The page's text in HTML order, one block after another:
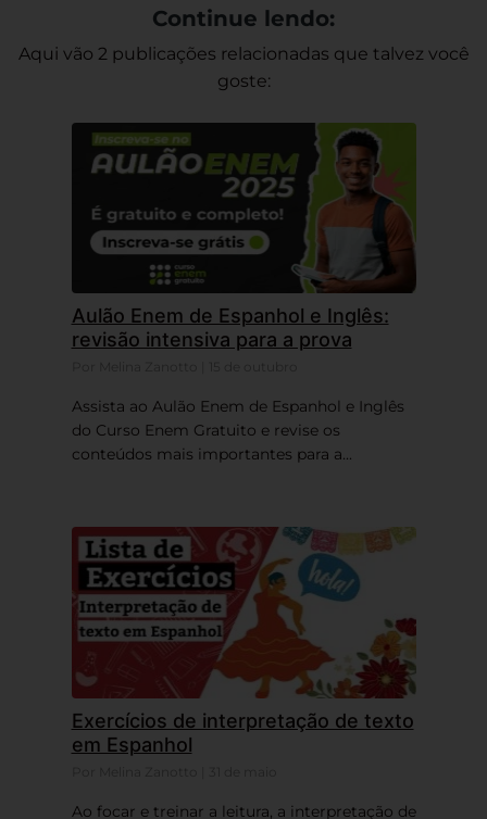
Continue lendo:
Aqui vão 2 publicações relacionadas que talvez você
goste:
Aulão Enem de Espanhol e Inglês:
revisão intensiva para a prova
Assista ao Aulão Enem de Espanhol e Inglês
do Curso Enem Gratuito e revise os
conteúdos mais importantes para a...
Exercícios de interpretação de texto
em Espanhol
Ao focar e treinar a leitura, a interpretação de